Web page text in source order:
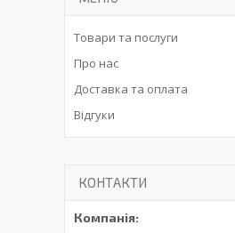
Товари та послуги
Про нас
Доставка та оплата
Відгуки
КОНТАКТИ